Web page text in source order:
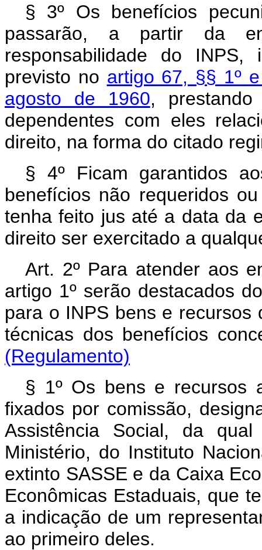
§ 3º Os benefícios
passarão, a partir da
responsabilidade do INPS,
previsto no artigo 67, §§ 1º
agosto de 1960,
dependentes com eles
direito, na forma do citado
§ 4º Ficam garantidos
benefícios não requeridos
tenha feito jus até a data da
direito ser exercitado a
Art. 2º Para atender aos
artigo 1º serão destacados
para o INPS bens e recursos
técnicas dos
(Regulamento)
§ 1º Os bens e recursos
fixados por comissão,
Assistência Social, da qual
Ministério, do Instituto
extinto SASSE e da Caixa
Econômicas Estaduais, que
a indicação de um
ao primeiro deles.